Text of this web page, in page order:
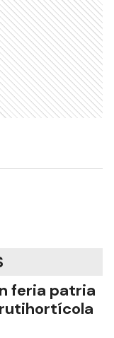
feria patria